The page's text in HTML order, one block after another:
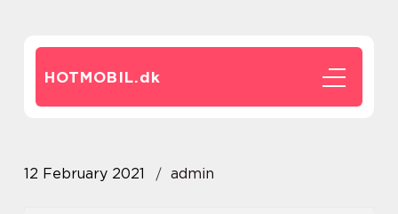
HOTMOBIL.dk
12 February 2021 admin